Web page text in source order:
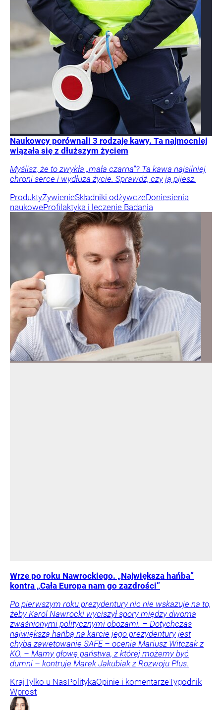
Naukowcy porównali 3 rodzaje kawy. Ta najmocniej
wiązała się z dłuższym życiem
Myślisz, że to zwykła „mała czarna”? Ta kawa najsilniej
chroni serce i wydłuża życie. Sprawdź, czy ją pijesz.
ProduktyŻywienieSkładniki odżywczeDoniesienia
naukoweProfilaktyka i leczenie Badania
Wrze po roku Nawrockiego. „Największa hańba”
kontra „Cała Europa nam go zazdrości”
Po pierwszym roku prezydentury nic nie wskazuje na to,
żeby Karol Nawrocki wyciszył spory między dwoma
zwaśnionymi politycznymi obozami. – Dotychczas
największą hańbą na karcie jego prezydentury jest
chyba zawetowanie SAFE – ocenia Mariusz Witczak z
KO. – Mamy głowę państwa, z której możemy być
dumni – kontruje Marek Jakubiak z Rozwoju Plus.
KrajTylko u NasPolitykaOpinie i komentarzeTygodnik
Wprost